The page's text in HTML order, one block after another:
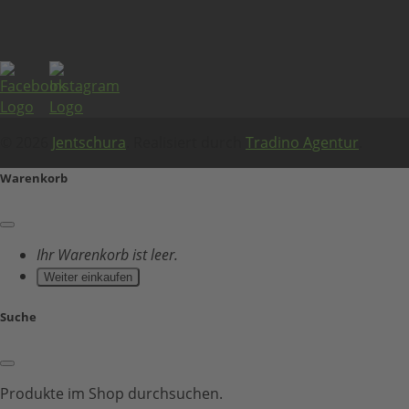
Jentschura Tradino Agentur
Warenkorb
Ihr Warenkorb ist leer.
Weiter einkaufen
Suche
Produkte im Shop durchsuchen.